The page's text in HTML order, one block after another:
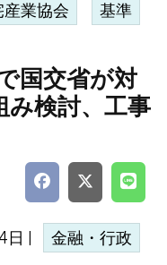
産業協会 基準
国交省が対
み検討、工事
日 | 金融・行政